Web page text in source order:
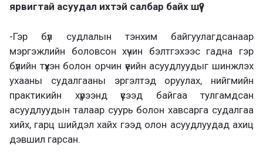
ярвигтай асуудал ихтэй салбар байх шүү?
-Гэр бүл судлалын тэнхим байгуулагдсанаар
мэргэжлийн боловсон хүчин бэлтгэхээс гадна гэр
бүлийн түүхэн болон орчин үеийн асуудлуудыг шинжлэх
ухааны судалгааны эргэлтэд оруулах, нийгмийн
практикийн хүрээнд үүсээд байгаа тулгамдсан
асуудлуудын талаар суурь болон хавсарга судалгаа
хийх, гарц шийдэл хайх гээд олон асуудлуудад ахиц
дэвшил гарсан.